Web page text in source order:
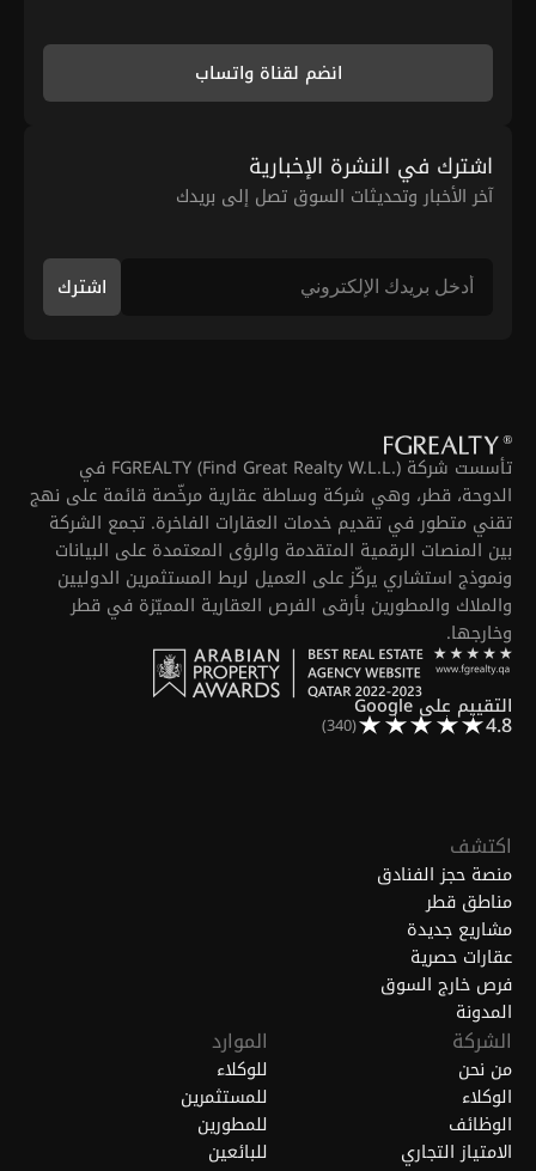
انضم لقناة واتساب
اشترك في النشرة الإخبارية
آخر الأخبار وتحديثات السوق تصل إلى بريدك
اشترك
تأسست شركة FGREALTY (Find Great Realty W.L.L.) في
الدوحة، قطر، وهي شركة وساطة عقارية مرخّصة قائمة على نهج
تقني متطور في تقديم خدمات العقارات الفاخرة. تجمع الشركة
بين المنصات الرقمية المتقدمة والرؤى المعتمدة على البيانات
ونموذج استشاري يركّز على العميل لربط المستثمرين الدوليين
والملاك والمطورين بأرقى الفرص العقارية المميّزة في قطر
وخارجها.
التقييم على Google
4.8
(340)
اكتشف
منصة حجز الفنادق
مناطق قطر
مشاريع جديدة
عقارات حصرية
فرص خارج السوق
المدونة
الشركة
من نحن
الوكلاء
الوظائف
الامتياز التجاري
الموارد
للوكلاء
للمستثمرين
للمطورين
للبائعين